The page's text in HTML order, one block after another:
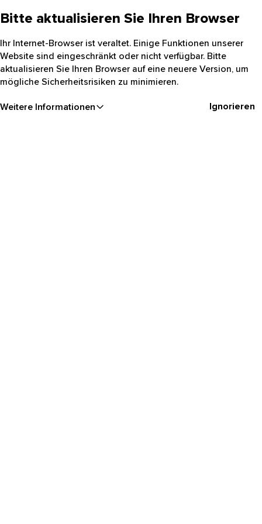
Bitte aktualisieren Sie Ihren Browser
Ihr Internet-Browser ist veraltet. Einige Funktionen unserer
Website sind eingeschränkt oder nicht verfügbar. Bitte
aktualisieren Sie Ihren Browser auf eine neuere Version, um
mögliche Sicherheitsrisiken zu minimieren.
Weitere Informationen Ignorieren